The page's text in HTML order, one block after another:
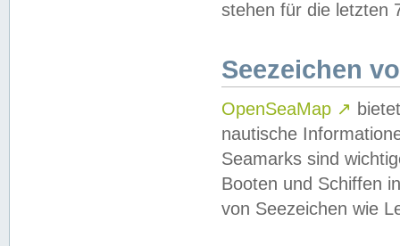
stehen für die letzten
Seezeichen
OpenSeaMap ↗
nautische
Seamarks sind
Booten und Schiffen
von Seezeichen wie